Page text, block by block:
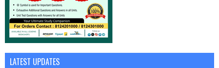
LATEST UPDATES